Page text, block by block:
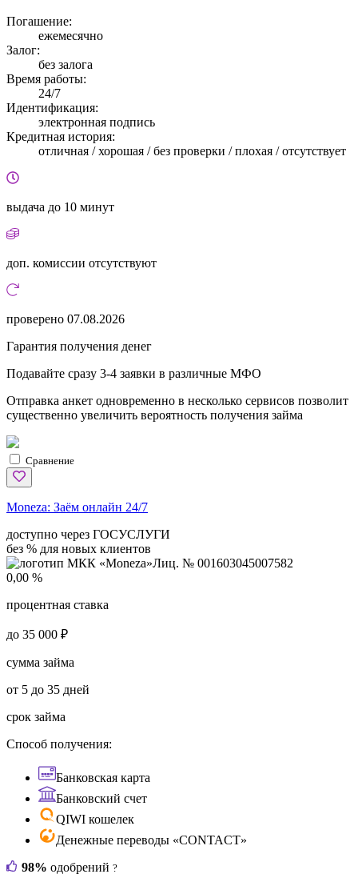
Погашение:
ежемесячно
Залог:
без залога
Время работы:
24/7
Идентификация:
электронная подпись
Кредитная история:
отличная / хорошая / без проверки / плохая / отсутствует
выдача до 10 минут
доп. комиссии отсутствуют
проверено 07.08.2026
Гарантия получения денег
Подавайте сразу 3-4 заявки в различные МФО
Отправка анкет одновременно в несколько сервисов позволит
существенно увеличить вероятность получения займа
Сравнение
Moneza: Заём онлайн 24/7
доступно через ГОСУСЛУГИ
без % для новых клиентов
Лиц. № 001603045007582
0,00 %
процентная ставка
до 35 000 ₽
сумма займа
от 5 до 35 дней
срок займа
Способ получения:
Банковская карта
Банковский счет
QIWI кошелек
Денежные переводы «CONTACT»
98% одобрений ?